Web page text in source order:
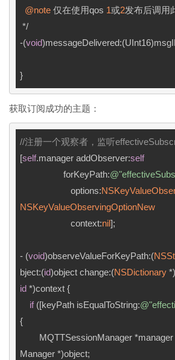
@note 仅在使用qos 1或2发布后调用
-(void
获取订阅成功的主题：
//注册一个观察者，监听
[self.manager addObserver:self
                  forKeyPath:
                     options:
NSKeyValueObservingOptionNew
                     context:
nil];
- (void)observeValueForKeyPath:(
bject:(id)object change:(NSDictionary
id *)context {
if ([keyPath isEqualToString:
{
Manager *)object;